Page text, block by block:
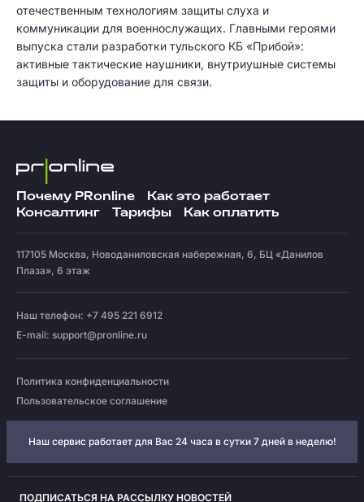
отечественным технологиям защиты слуха и
коммуникации для военнослужащих. Главными героями
выпуска стали разработки тульского КБ «Прибой»:
активные тактические наушники, внутриушные системы
защиты и оборудование для связи.
Почему PRonline
Как это работает
Консалтинг
Тарифы Как оплатить
117105 Москва, Новоданиловская набережная, 6, БЦ «Данилов
Плаза», 6 этаж
Наш телефон: +7 495 221 6912
E-mail: support@pronline.ru
Политика конфиденциальности
Пользовательское соглашение
Наш сервис работает для Вас 24 часа в сутки 7 дней в неделю!
ПОДПИСАТЬСЯ НА РАССЫЛКУ НОВОСТЕЙ